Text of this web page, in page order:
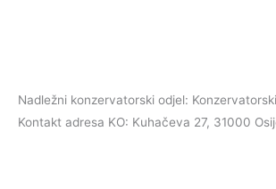
Nadležni konzervatorski odjel:
Kontakt adresa KO: Kuhačeva 27, 31000